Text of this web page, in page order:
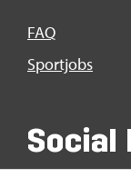
FAQ
Sport­jobs
So­ci­al